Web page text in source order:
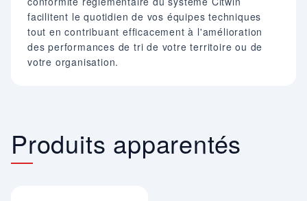
facilitent le quotidien de vos équipes techniques
tout en contribuant efficacement à l'amélioration
des performances de tri de votre territoire ou de
votre organisation.
Produits apparentés